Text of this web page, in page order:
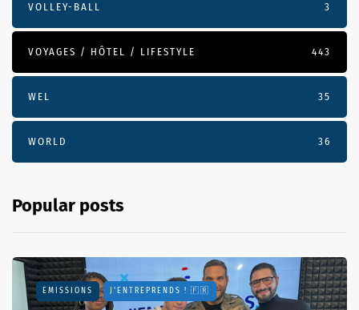
VOLLEY-BALL 3
VOYAGES / HÔTEL / LIFESTYLE 443
WEL 35
WORLD 36
Popular posts
EMISSIONS J'ENTREPRENDS ! 🇫🇷